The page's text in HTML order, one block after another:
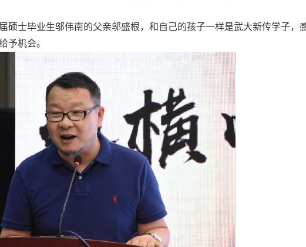
硕士毕业生邬伟南的父亲邬盛根，和自己的孩子一样是武大新传学子，
予机会。